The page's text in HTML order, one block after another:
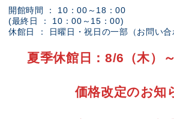
開館時間 ： 10：00～18：00
(最終日 ： 10：00～15：00)
休館日 ： 日曜日・祝日の一部（お問い合
夏季休館日：8/6（木）
価格改定のお知